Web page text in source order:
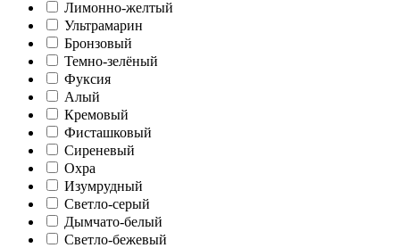
Лимонно-желтый
Ультрамарин
Бронзовый
Темно-зелёный
Фуксия
Алый
Кремовый
Фисташковый
Сиреневый
Охра
Изумрудный
Светло-серый
Дымчато-белый
Светло-бежевый